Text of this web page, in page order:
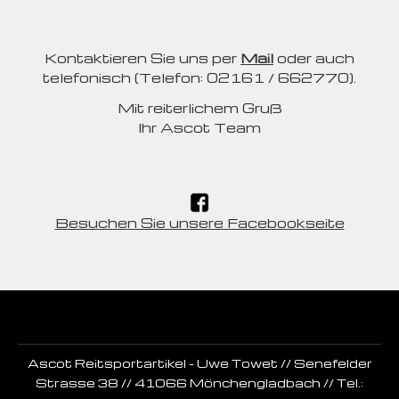
Kontaktieren Sie uns per Mail oder auch
telefonisch (Telefon: 02161 / 662770).
Mit reiterlichem Gruß
Ihr Ascot Team
Besuchen Sie unsere Facebookseite
Ascot Reitsportartikel - Uwe Towet // Senefelder
Strasse 38 // 41066 Mönchengladbach // Tel.: